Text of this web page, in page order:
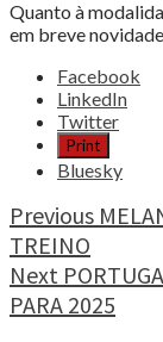
Quanto à
em breve
Share
post
"ARRANCA
ÉPOCA
DAS
COMPETIÇÕES
FADU"
Facebook
LinkedIn
Twitter
Print
Bluesky
Continue
Reading
Previous
TREINO
Next
PARA 2025